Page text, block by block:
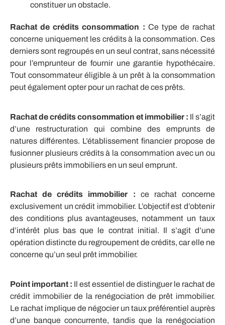
constituer un obstacle.
Rachat de crédits consommation : Ce type de rachat
concerne uniquement les crédits à la consommation. Ces
derniers sont regroupés en un seul contrat, sans nécessité
pour l’emprunteur de fournir une garantie hypothécaire.
Tout consommateur éligible à un prêt à la consommation
peut également opter pour un rachat de ces prêts.
Rachat de crédits consommation et immobilier : Il s’agit
d’une restructuration qui combine des emprunts de
natures différentes. L’établissement financier propose de
fusionner plusieurs crédits à la consommation avec un ou
plusieurs prêts immobiliers en un seul emprunt.
Rachat de crédits immobilier : ce rachat concerne
exclusivement un crédit immobilier. L’objectif est d’obtenir
des conditions plus avantageuses, notamment un taux
d’intérêt plus bas que le contrat initial. Il s’agit d’une
opération distincte du regroupement de crédits, car elle ne
concerne qu’un seul prêt immobilier.
Point important : Il est essentiel de distinguer le rachat de
crédit immobilier de la renégociation de prêt immobilier.
Le rachat implique de négocier un taux préférentiel auprès
d’une banque concurrente, tandis que la renégociation